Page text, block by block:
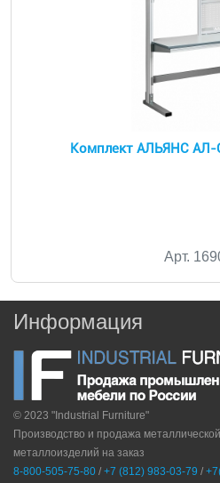
Комплект АЛЬЯНС АЛ-
Арт.
Информация
© 2023 "Industrial Furniture"
Производство и продажа
металлоизделий на заказ
8-800-505-75-80 / +7 (812) 983-03-79 /